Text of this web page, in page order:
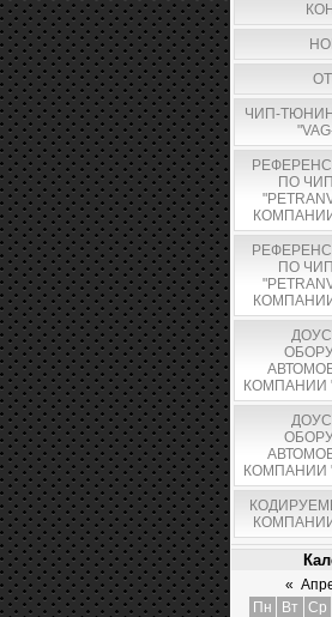
ЧИП-
ПО
КОМПАНИИ
ПО
КОМПАНИИ
КОМПАНИИ
КОМПАНИИ
КОМПАНИИ
«
Пн
Вт Ср